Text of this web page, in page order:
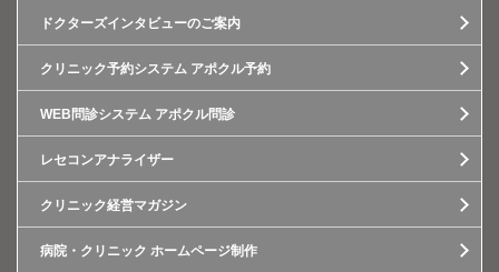
ドクターズインタビューのご案内
クリニック予約システム アポクル予約
WEB問診システム アポクル問診
レセコンアナライザー
クリニック経営マガジン
病院・クリニック ホームページ制作